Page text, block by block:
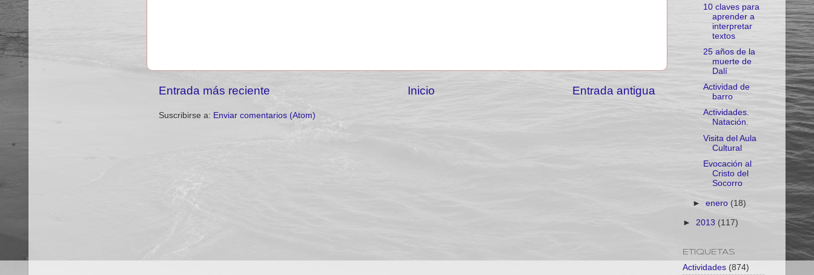
Entrada más reciente Entrada antigua
Inicio
Suscribirse a: Enviar comentarios (Atom)
10 claves para
aprender a
interpretar
textos
25 años de la
muerte de
Dalí
Actividad de
barro
Actividades.
Natación.
Visita del Aula
Cultural
Evocación al
Cristo del
Socorro
►enero (18)
► 2013 (117)
ETIQUETAS
Actividades (874)